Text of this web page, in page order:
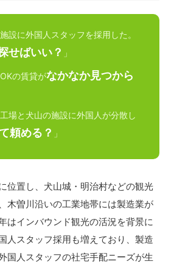
設に外国人スタッフを採用した。
せばいい？ 」
の賃貸がなかなか見つから
場と犬山の施設に外国人が分散し
頼める？ 」
位置し、犬山城・明治村などの観光
木曽川沿いの工業地帯には製造業が
はインバウンド観光の活況を背景に
人スタッフ採用も増えており、製造
国人スタッフの社宅手配ニーズが生